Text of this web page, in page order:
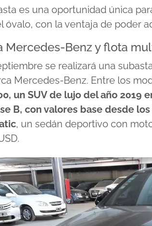
es una oportunidad única
óvalo, con la ventaja de poder
Mercedes-Benz y flota
se realizará una
Mercedes-Benz. Entre los
un SUV de lujo del año 2019
B, con valores base desde
, un sedán deportivo con